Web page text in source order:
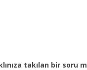
takılan bir soru